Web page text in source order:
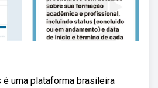
uma plataforma brasileira